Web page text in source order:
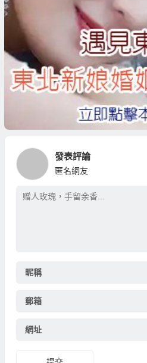
發表評論
匿名網友
昵稱
郵箱
網址